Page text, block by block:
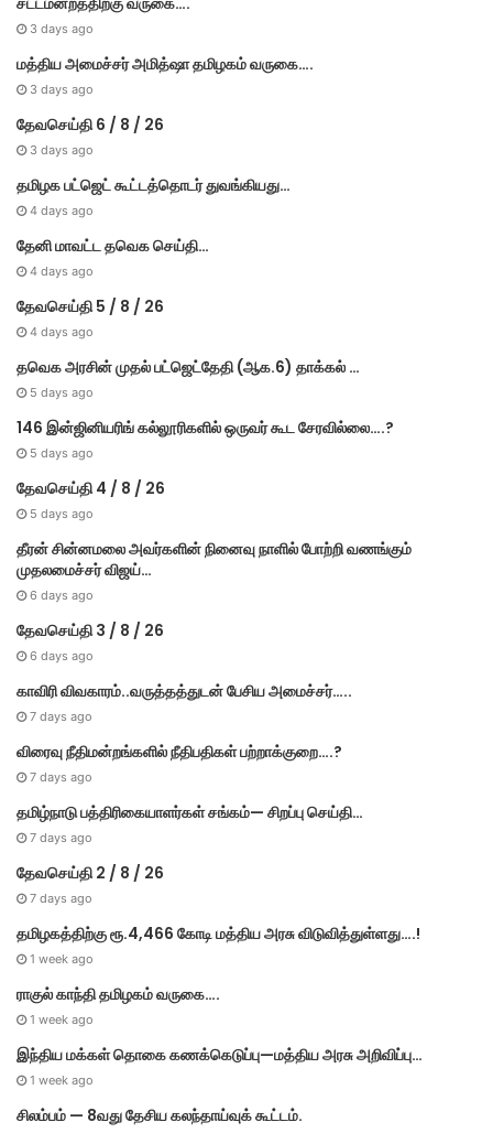
3 days ago
மத்திய அமைச்சர் அமித்ஷா தமிழகம் வருகை….
3 days ago
தேவசெய்தி 6 / 8 / 26
3 days ago
தமிழக பட்ஜெட் கூட்டத்தொடர் துவங்கியது…
4 days ago
தேனி மாவட்ட தவெக செய்தி…
4 days ago
தேவசெய்தி 5 / 8 / 26
4 days ago
தவெக அரசின் முதல் பட்​ஜெட்தேதி (ஆக.6) தாக்​கல் …
5 days ago
146 இன்ஜினியரிங் கல்லூரிகளில் ஒருவர் கூட சேரவில்லை….?
5 days ago
தேவசெய்தி 4 / 8 / 26
5 days ago
தீரன் சின்னமலை அவர்களின் நினைவு நாளில் போற்றி வணங்கும்
முதலமைச்சர் விஜய்…
6 days ago
தேவசெய்தி 3 / 8 / 26
6 days ago
காவிரி விவகாரம்..வருத்தத்துடன் பேசிய அமைச்சர்…..
7 days ago
விரைவு நீதிமன்றங்களில் நீதிபதிகள் பற்றாக்குறை….?
7 days ago
தமிழ்நாடு பத்திரிகையாளர்கள் சங்கம்— சிறப்பு செய்தி…
7 days ago
தேவசெய்தி 2 / 8 / 26
7 days ago
தமிழகத்திற்கு ரூ.4,466 கோடி மத்திய அரசு விடுவித்துள்ளது….!
1 week ago
ராகுல் காந்தி தமிழகம் வருகை….
1 week ago
இந்திய மக்கள் தொகை கணக்கெடுப்பு—மத்திய அரசு அறிவிப்பு…
1 week ago
சிலம்பம் — 8வது தேசிய கலந்தாய்வுக் கூட்டம்.